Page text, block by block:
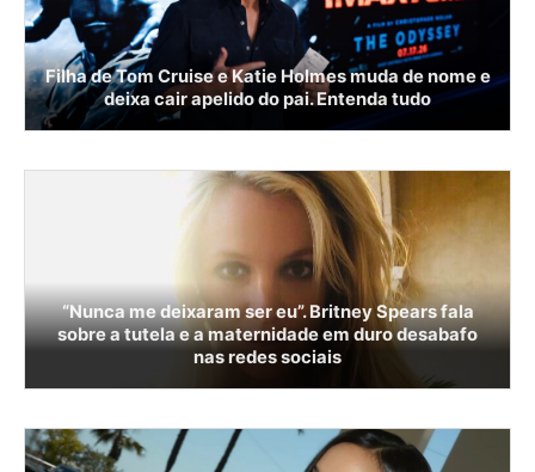
Filha de Tom Cruise e Katie Holmes muda de nome e
deixa cair apelido do pai. Entenda tudo
“Nunca me deixaram ser eu”. Britney Spears fala
sobre a tutela e a maternidade em duro desabafo
nas redes sociais